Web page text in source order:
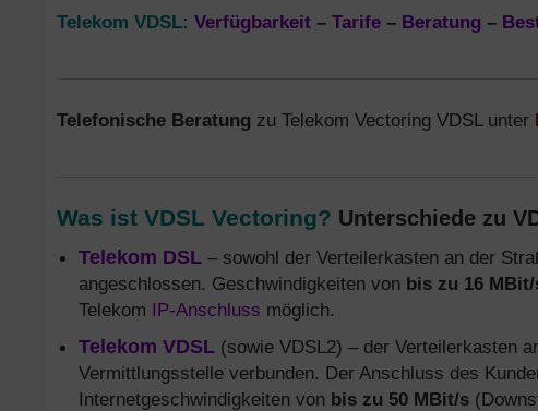
Telekom VDSL: Verfügbarkeit – Tarife – Beratung –
Telefonische Beratung zu Telekom Vectoring VDSL unter
Was ist VDSL Vectoring? Unterschiede zu
Telekom DSL – sowohl der Verteilerkasten an der
angeschlossen. Geschwindigkeiten von bis zu 16
Telekom IP-Anschluss möglich.
Telekom VDSL (sowie VDSL2) – der Verteilerkasten
Vermittlungsstelle verbunden. Der Anschluss des
Internetgeschwindigkeiten von bis zu 50 MBit/s